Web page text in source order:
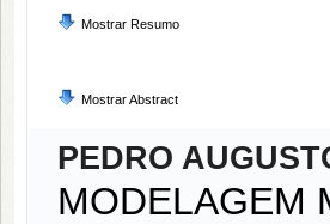
Mostrar Resumo
Mostrar Abstract
PEDRO
MODELAGEM